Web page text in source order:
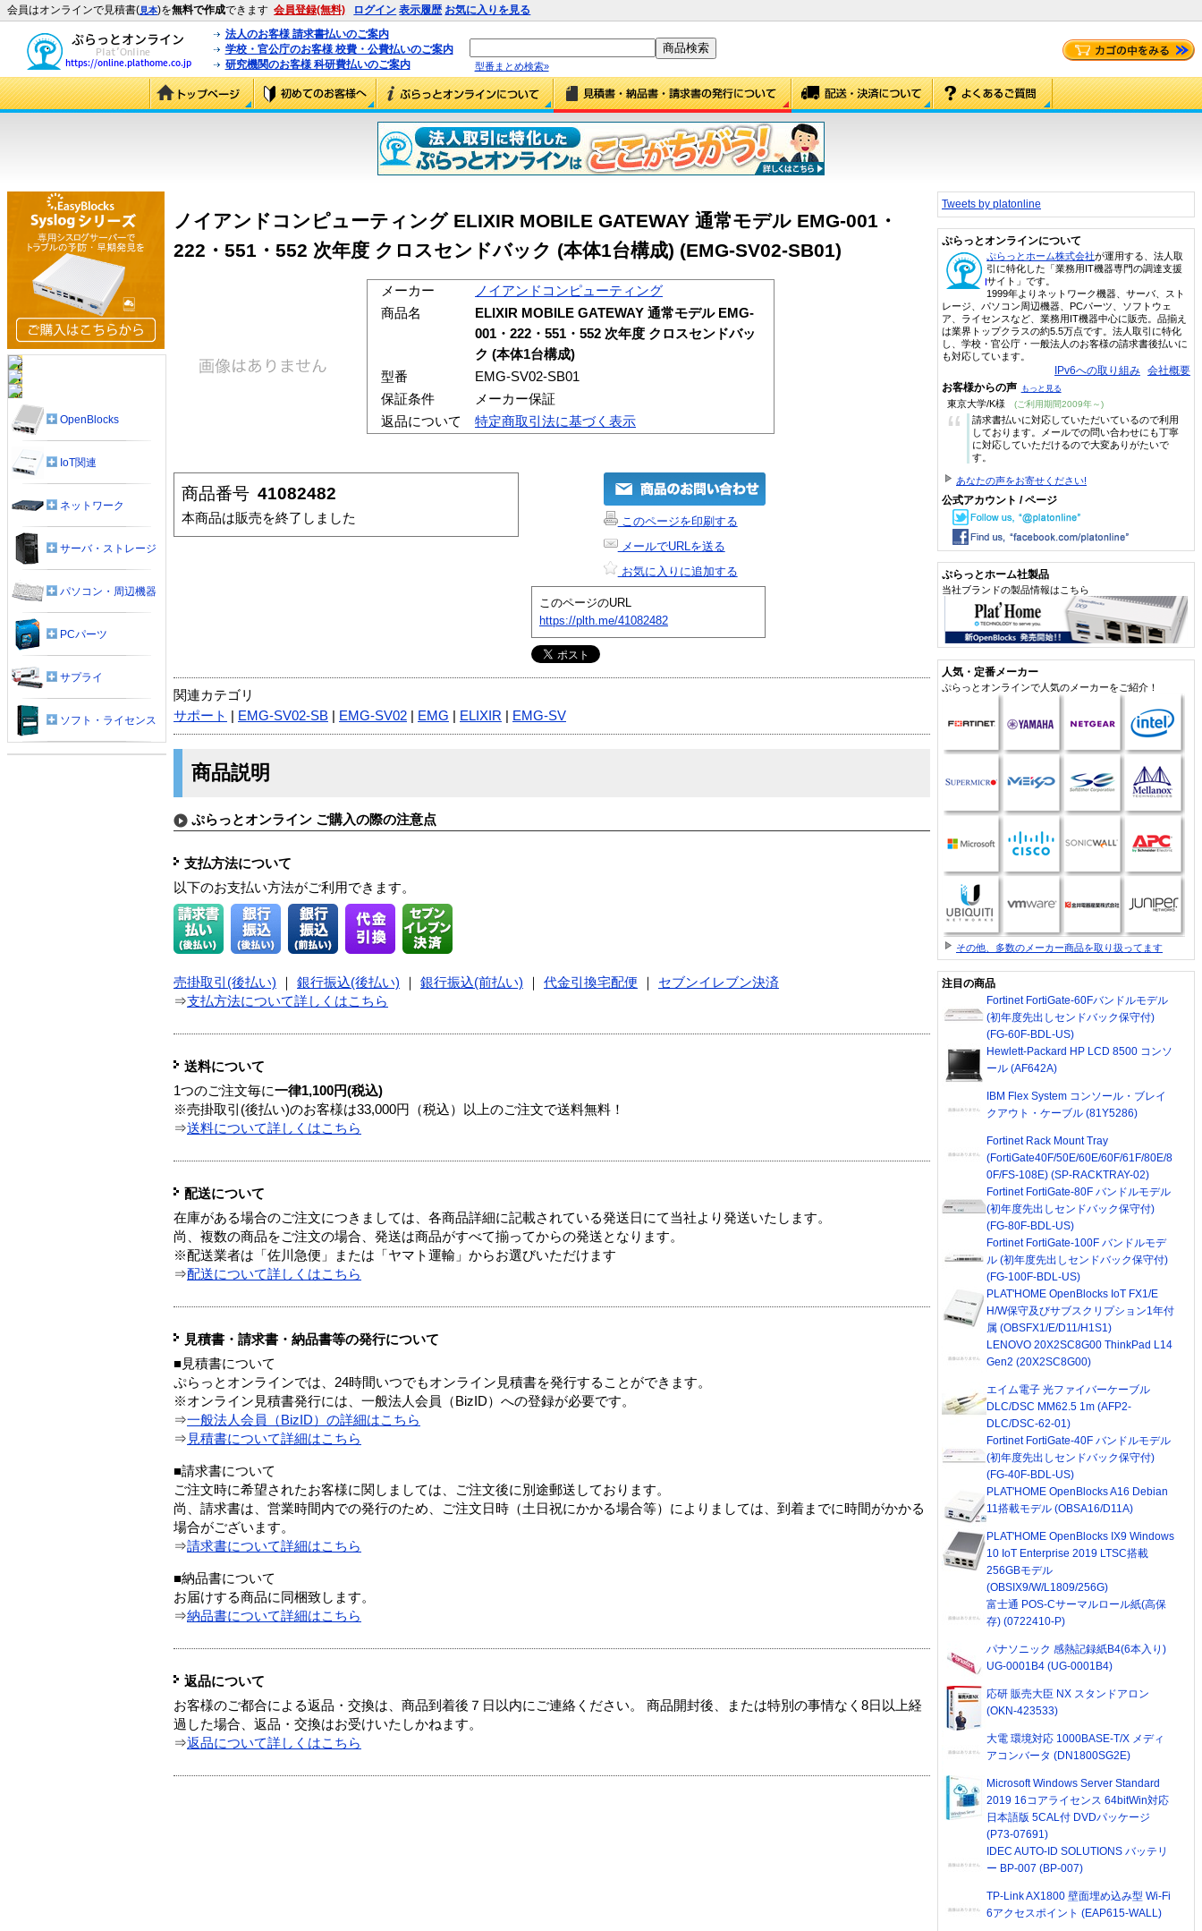
会員はオンラインで見積書(見本)を無料で作成できます 会員登録(無料) ログイン 表示履歴 お気に入りを見る
法人のお客様 請求書払いのご案内
学校・官公庁のお客様 校費・公費払いのご案内
研究機関のお客様 科研費払いのご案内
型番まとめ検索»
ノイアンドコンピューティング ELIXIR MOBILE GATEWAY 通常モデル EMG-001・
222・551・552 次年度 クロスセンドバック (本体1台構成) (EMG-SV02-SB01)
メーカー
ノイアンドコンピューティング
商品名
ELIXIR MOBILE GATEWAY 通常モデル EMG-
001・222・551・552 次年度 クロスセンドバッ
ク (本体1台構成)
型番
EMG-SV02-SB01
保証条件
メーカー保証
返品について
特定商取引法に基づく表示
商品番号 41082482
本商品は販売を終了しました
このページを印刷する
メールでURLを送る
お気に入りに追加する
このページのURL
https://plth.me/41082482
関連カテゴリ
サポート
EMG-SV02-SB EMG-SV02 EMG ELIXIR EMG-SV
商品説明
ぷらっとオンライン ご購入の際の注意点
支払方法について
以下のお支払い方法がご利用できます。
売掛取引(後払い) 銀行振込(後払い) 銀行振込(前払い) 代金引換宅配便
セブンイレブン決済
⇒支払方法について詳しくはこちら
送料について
1つのご注文毎に一律1,100円(税込)
※売掛取引(後払い)のお客様は33,000円（税込）以上のご注文で送料無料！
⇒送料について詳しくはこちら
配送について
在庫がある場合のご注文につきましては、各商品詳細に記載されている発送日にて当社より発送いたします。
尚、複数の商品をご注文の場合、発送は商品がすべて揃ってからの発送となります。
※配送業者は「佐川急便」または「ヤマト運輸」からお選びいただけます
⇒配送について詳しくはこちら
見積書・請求書・納品書等の発行について
■見積書について
ぷらっとオンラインでは、24時間いつでもオンライン見積書を発行することができます。
※オンライン見積書発行には、一般法人会員（BizID）への登録が必要です。
⇒一般法人会員（BizID）の詳細はこちら
⇒ 見積書について詳細はこちら
■請求書について
ご注文時に希望されたお客様に関しましては、ご注文後に別途郵送しております。
尚、請求書は、営業時間内での発行のため、ご注文日時（土日祝にかかる場合等）によりましては、到着までに時間がかかる
場合がございます。
⇒請求書について詳細はこちら
■納品書について
お届けする商品に同梱致します。
⇒納品書について詳細はこちら
返品について
お客様のご都合による返品・交換は、商品到着後７日以内にご連絡ください。 商品開封後、または特別の事情なく8日以上経
過した場合、返品・交換はお受けいたしかねます。
⇒返品について詳しくはこちら
OpenBlocks
IoT関連
ネットワーク
サーバ・ストレージ
パソコン・周辺機器
PCパーツ
サプライ
ソフト・ライセンス
Tweets by platonline
ぷらっとオンラインについて
ぷらっとホーム株式会社が運用する、法人取
引に特化した「業務用IT機器専門の調達支援
サイト」です。
1999年よりネットワーク機器、サーバ、スト
レージ、パソコン周辺機器、PCパーツ、ソフトウェ
ア、ライセンスなど、業務用IT機器中心に販売。品揃え
は業界トップクラスの約5.5万点です。法人取引に特化
し、学校・官公庁・一般法人のお客様の請求書後払いに
も対応しています。
IPv6への取り組み 会社概要
お客様からの声 もっと見る
東京大学/K様 (ご利用期間2009年～)
“
請求書払いに対応していただいているので利用
しております。メールでの問い合わせにも丁寧
に対応していただけるので大変ありがたいで
す。
あなたの声をお寄せください!
公式アカウント / ページ
ぷらっとホーム社製品
当社ブランドの製品情報はこちら
人気・定番メーカー
ぷらっとオンラインで人気のメーカーをご紹介！
その他、多数のメーカー商品を取り扱ってます
注目の商品
Fortinet FortiGate-60Fバンドルモデル
(初年度先出しセンドバック保守付)
(FG-60F-BDL-US)
Hewlett-Packard HP LCD 8500 コンソ
ール (AF642A)
IBM Flex System コンソール・ブレイ
クアウト・ケーブル (81Y5286)
Fortinet Rack Mount Tray
(FortiGate40F/50E/60E/60F/61F/80E/8
0F/FS-108E) (SP-RACKTRAY-02)
Fortinet FortiGate-80F バンドルモデル
(初年度先出しセンドバック保守付)
(FG-80F-BDL-US)
Fortinet FortiGate-100F バンドルモデ
ル (初年度先出しセンドバック保守付)
(FG-100F-BDL-US)
PLAT'HOME OpenBlocks IoT FX1/E
H/W保守及びサブスクリプション1年付
属 (OBSFX1/E/D11/H1S1)
LENOVO 20X2SC8G00 ThinkPad L14
Gen2 (20X2SC8G00)
エイム電子 光ファイバーケーブル
DLC/DSC MM62.5 1m (AFP2-
DLC/DSC-62-01)
Fortinet FortiGate-40F バンドルモデル
(初年度先出しセンドバック保守付)
(FG-40F-BDL-US)
PLAT'HOME OpenBlocks A16 Debian
11搭載モデル (OBSA16/D11A)
PLAT'HOME OpenBlocks IX9 Windows
10 IoT Enterprise 2019 LTSC搭載
256GBモデル
(OBSIX9/W/L1809/256G)
富士通 POS-Cサーマルロール紙(高保
存) (0722410-P)
パナソニック 感熱記録紙B4(6本入り)
UG-0001B4 (UG-0001B4)
応研 販売大臣 NX スタンドアロン
(OKN-423533)
大電 環境対応 1000BASE-T/X メディ
アコンバータ (DN1800SG2E)
Microsoft Windows Server Standard
2019 16コアライセンス 64bitWin対応
日本語版 5CAL付 DVDパッケージ
(P73-07691)
IDEC AUTO-ID SOLUTIONS バッテリ
ー BP-007 (BP-007)
TP-Link AX1800 壁面埋め込み型 Wi-Fi
6アクセスポイント (EAP615-WALL)